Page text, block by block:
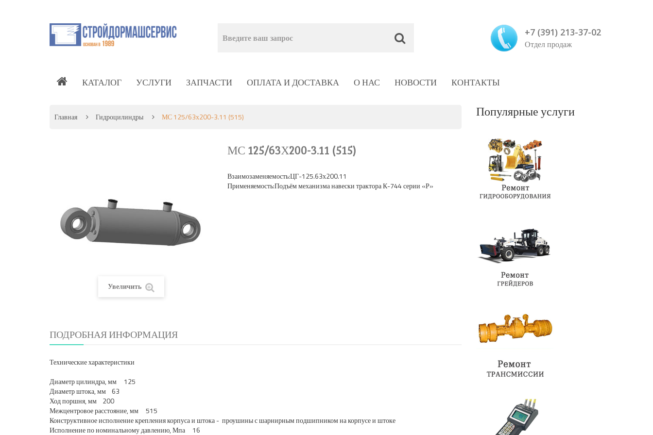
+7 (391) 213-37-02
Отдел продаж
КАТАЛОГ УСЛУГИ ЗАПЧАСТИ ОПЛАТА И ДОСТАВКА О НАС НОВОСТИ КОНТАКТЫ
Главная Гидроцилиндры МС 125/63х200-3.11 (515)
Увеличить
МС 125/63Х200-3.11 (515)
Взаимозаменяемость:ЦГ-125.63х200.11
Применяемость:Подъём механизма навески трактора К-744 серии «Р»
ПОДРОБНАЯ ИНФОРМАЦИЯ
Технические характеристики
Диаметр цилиндра, мм 125
Диаметр штока, мм 63
Ход поршня, мм 200
Межцентровое расстояние, мм 515
Конструктивное исполнение крепления корпуса и штока - проушины с шарнирным подшипником на корпусе и штоке
Исполнение по номинальному давлению, Мпа 16
Популярные услуги